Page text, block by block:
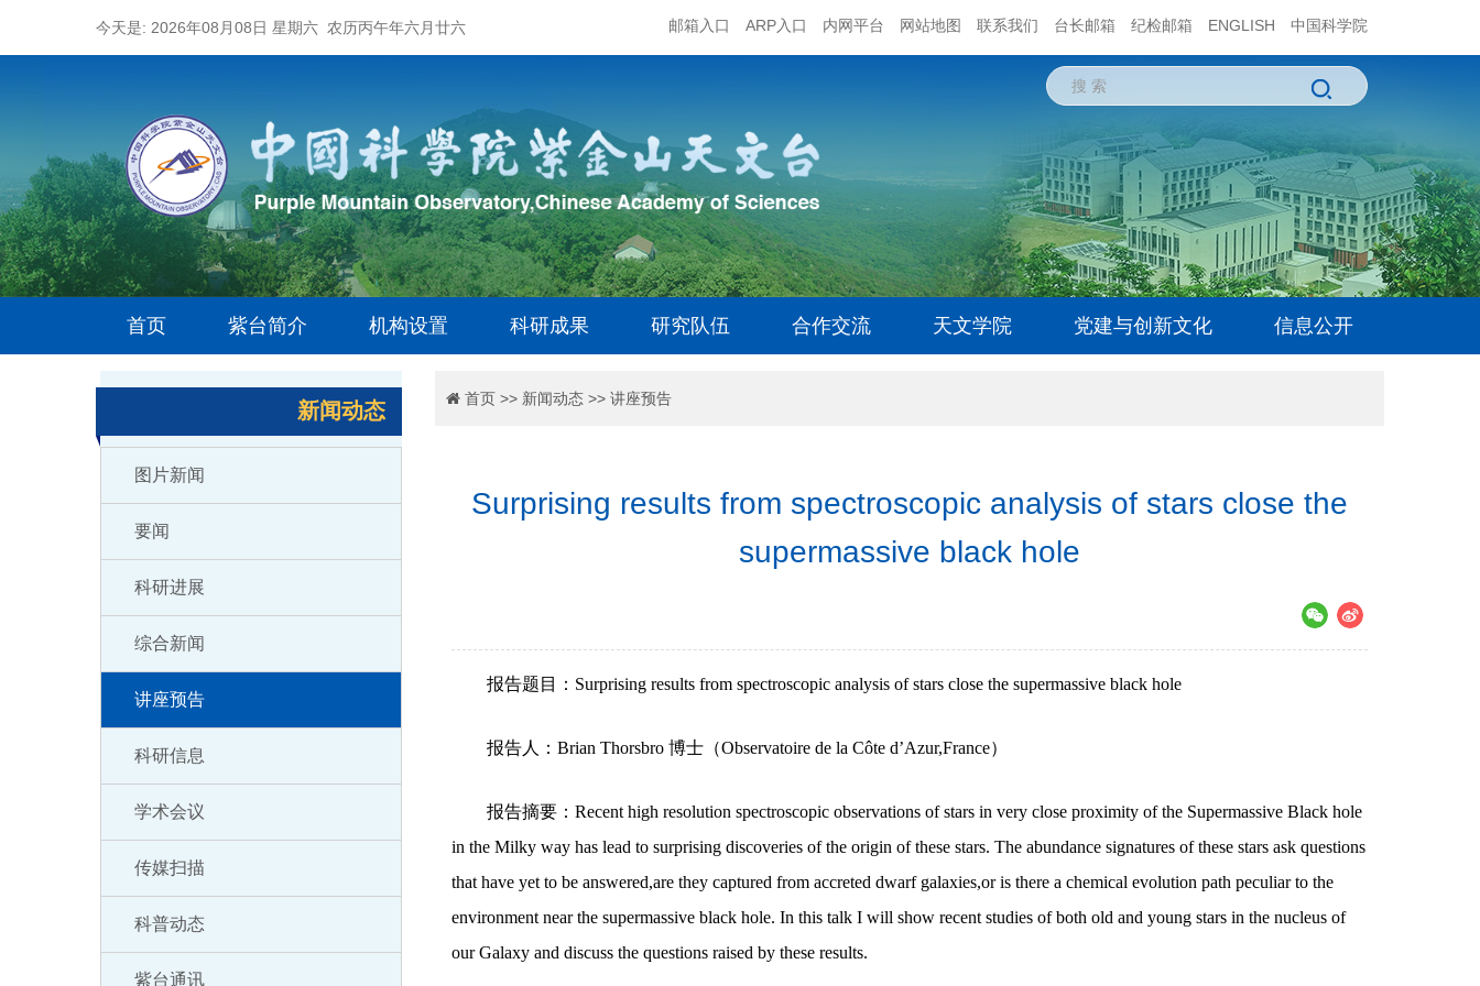
今天是: 2026年08月08日 星期六 农历丙午年六月廿六 邮箱入口 ARP入口 内网平台 网站地图 联系我们 台长邮箱 纪检邮箱 ENGLISH 中国科学院
首页 紫台简介 机构设置 科研成果 研究队伍 合作交流 天文学院 党建与创新文化 信息公开
新闻动态
图片新闻
要闻
科研进展
综合新闻
讲座预告
科研信息
学术会议
传媒扫描
科普动态
紫台通讯
首页>> 新闻动态>> 讲座预告
Surprising results from spectroscopic analysis of stars close the
supermassive black hole
报告题目：Surprising results from spectroscopic analysis of stars close the supermassive black hole
报告人：Brian Thorsbro 博士（Observatoire de la Côte d’Azur,France）
报告摘要：Recent high resolution spectroscopic observations of stars in very close proximity of the Supermassive Black hole
in the Milky way has lead to surprising discoveries of the origin of these stars. The abundance signatures of these stars ask questions
that have yet to be answered,are they captured from accreted dwarf galaxies,or is there a chemical evolution path peculiar to the
environment near the supermassive black hole. In this talk I will show recent studies of both old and young stars in the nucleus of
our Galaxy and discuss the questions raised by these results.